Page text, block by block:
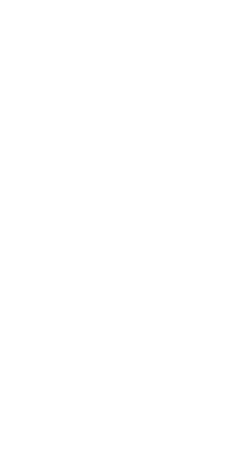
poltucet
Rýchlik Boženík ako